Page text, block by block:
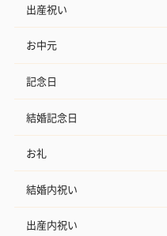
出産祝い
お中元
記念日
結婚記念日
お礼
結婚内祝い
出産内祝い